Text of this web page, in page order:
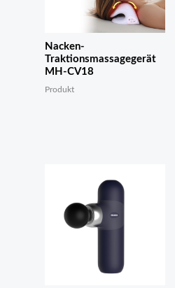
Nacken-
Traktionsmassagegerät
MH-CV18
Produkt